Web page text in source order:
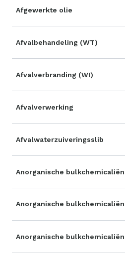
Afgewerkte olie
Afvalbehandeling (WT)
Afvalverbranding (WI)
Afvalverwerking
Afvalwaterzuiveringsslib
Anorganische
Anorganische bulkchemicaliën
Anorganische bulkchemicaliën